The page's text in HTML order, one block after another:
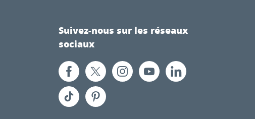
Suivez-nous sur les réseaux
sociaux